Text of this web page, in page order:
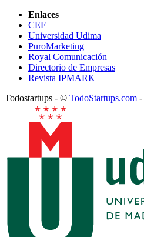
Enlaces
CEF
Universidad Udima
PuroMarketing
Royal Comunicación
Directorio de Empresas
Revista IPMARK
Todostartups - © TodoStartups.com -